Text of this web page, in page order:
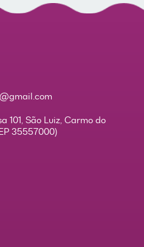
101, São Luiz, Carmo do
35557000)